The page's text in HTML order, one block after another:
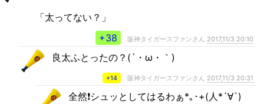
「太ってない？」
+38
阪神タイガースファンさん 2017,11/3 20:10
良太ふとったの？(´・ω・｀)
+14 阪神タイガースファンさん 2017,11/3 20:31
全然❗シュッとしてはるわぁ*｡･+(人*´∀`)